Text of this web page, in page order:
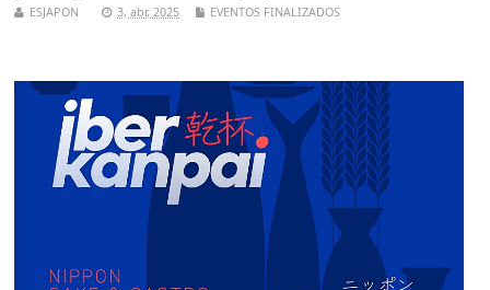
ESJAPON 3, abr, 2025 EVENTOS FINALIZADOS